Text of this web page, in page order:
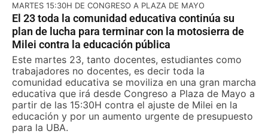
MARTES 15:30H DE CONGRESO A PLAZA DE MAYO
El 23 toda la comunidad educativa continúa su
plan de lucha para terminar con la motosierra de
Milei contra la educación pública
Este martes 23, tanto docentes, estudiantes como
trabajadores no docentes, es decir toda la
comunidad educativa se moviliza en una gran marcha
educativa que irá desde Congreso a Plaza de Mayo a
partir de las 15:30H contra el ajuste de Milei en la
educación y por un aumento urgente de presupuesto
para la UBA.